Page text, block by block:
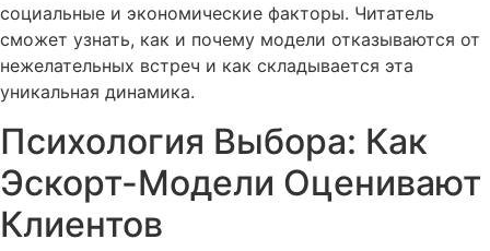
социальные и экономические факторы. Читатель
сможет узнать, как и почему модели отказываются от
нежелательных встреч и как складывается эта
уникальная динамика.
Психология Выбора: Как
Эскорт-Модели Оценивают
Клиентов